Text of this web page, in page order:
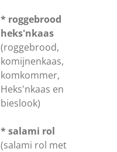
* roggebrood
heks'nkaas
(roggebrood,
komijnenkaas,
komkommer,
Heks'nkaas en
bieslook)
* salami rol
(salami rol met